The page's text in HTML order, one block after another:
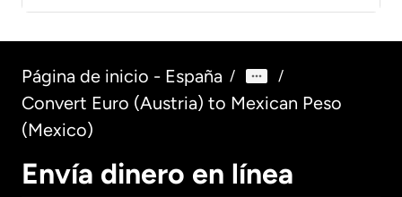
Página de inicio - España / /
Convert Euro (Austria) to Mexican Peso
(Mexico)
Envía dinero en línea